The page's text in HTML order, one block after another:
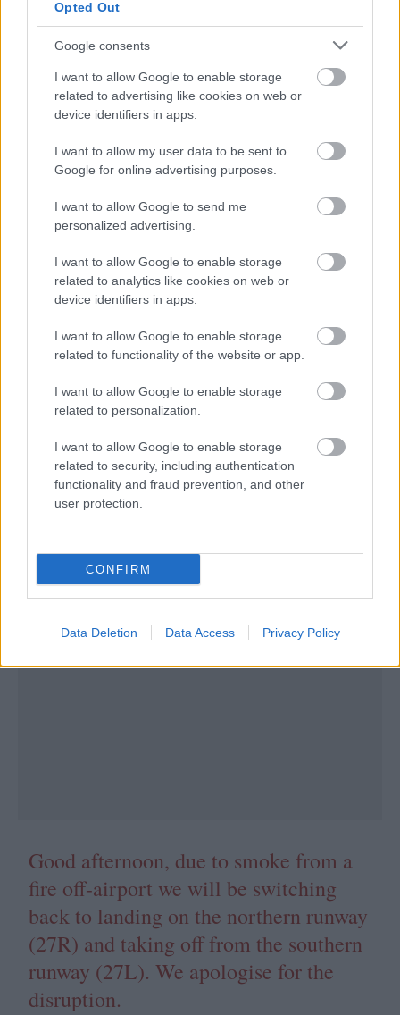
Opted Out
Google consents
I want to allow Google to enable storage
related to advertising like cookies on web or
device identifiers in apps.
I want to allow my user data to be sent to
Google for online advertising purposes.
I want to allow Google to send me
personalized advertising.
I want to allow Google to enable storage
related to analytics like cookies on web or
device identifiers in apps.
I want to allow Google to enable storage
related to functionality of the website or app.
I want to allow Google to enable storage
related to personalization.
I want to allow Google to enable storage
related to security, including authentication
functionality and fraud prevention, and other
user protection.
CONFIRM
Data Deletion Data Access Privacy Policy
to Heathrow!
1, 2022
λογαριασμός που ενημερώνει με tweets για τις
από πυρκαγιά εκτός αεροδρομίου οι προσγειώσεις
και οι απογειώσεις από τον νότιο διάδρομο (27L)».
Good afternoon, due to smoke from a
fire off-airport we will be switching
back to landing on the northern runway
(27R) and taking off from the southern
runway (27L). We apologise for the
disruption.